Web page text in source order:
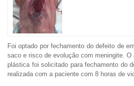
Foi optado por fechamento do defeito de
saco e risco de evolução com meningite.
plástica foi solicitado para fechamento do
realizada com a paciente com 8 horas de